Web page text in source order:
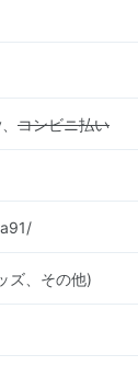
コンビニ払い
ズ、その他)